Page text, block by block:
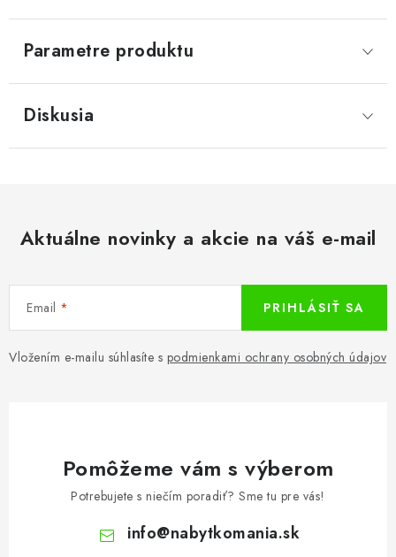
Parametre produktu
Diskusia
Aktuálne novinky a akcie na váš e-mail
Email
Vložením e-mailu súhlasíte s podmienkami ochrany osobných údajov
PRIHLÁSIŤ SA
Pomôžeme vám s výberom
Potrebujete s niečím poradiť? Sme tu pre vás!
info@nabytkomania.sk